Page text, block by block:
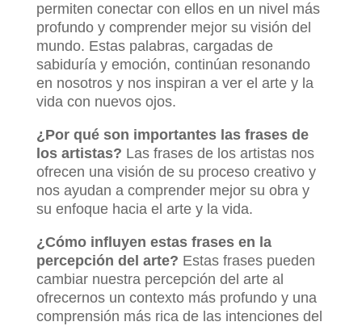
permiten conectar con ellos en un nivel más
profundo y comprender mejor su visión del
mundo. Estas palabras, cargadas de
sabiduría y emoción, continúan resonando
en nosotros y nos inspiran a ver el arte y la
vida con nuevos ojos.
¿Por qué son importantes las frases de
los artistas? Las frases de los artistas nos
ofrecen una visión de su proceso creativo y
nos ayudan a comprender mejor su obra y
su enfoque hacia el arte y la vida.
¿Cómo influyen estas frases en la
percepción del arte? Estas frases pueden
cambiar nuestra percepción del arte al
ofrecernos un contexto más profundo y una
comprensión más rica de las intenciones del